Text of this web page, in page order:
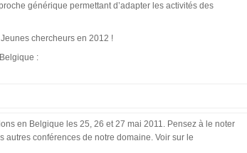
générique permettant d’adapter les activités des
chercheurs en 2012 !
:
en Belgique les 25, 26 et 27 mai 2011. Pensez à le noter
autres conférences de notre domaine. Voir sur le